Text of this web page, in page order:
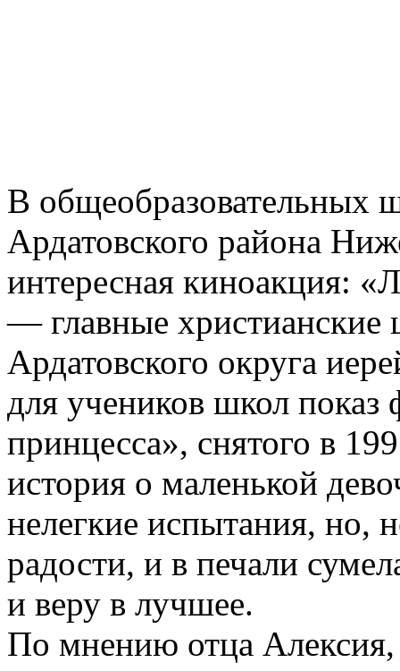
В общеобразовательных
Ардатовского района
интересная киноакция:
— главные христианские
Ардатовского округа
для учеников школ
принцесса», снятого в
история о маленькой
нелегкие испытания, но,
радости, и в печали
и веру в лучшее.
По мнению отца